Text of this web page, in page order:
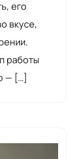
его
вкусе,
работы
— […]